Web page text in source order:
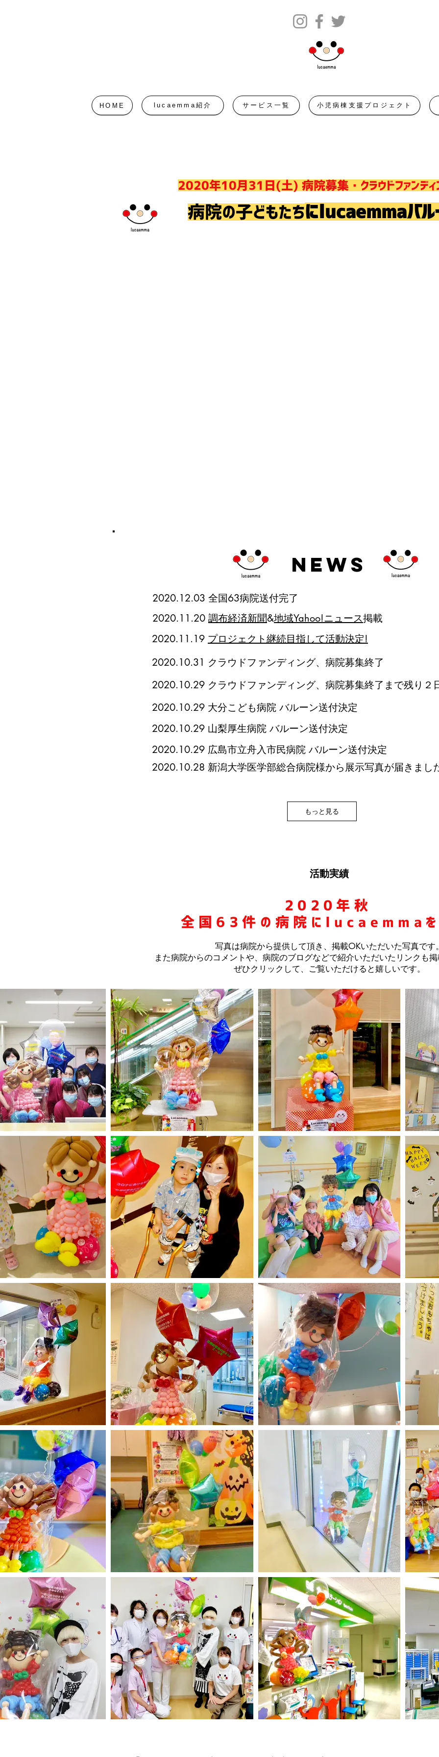
HOME lucaemma紹介 サービス一覧 小児病棟支援プロジェクト
​病院の子どもたちにlucaemma​バル
2020年10月31日(土) 病院募集・クラウドファンディ
NEWS
​2020.12.03 全国63病院送付完了
2020.11.20 調布経済新聞&地域Yahoo!ニュース掲載
2020.11.19 プロジェクト継続目指して活動決定!
​2020.10.31 クラウドファンディング、病院募集終了
​2020.10.29 クラウドファンディング、病院募集終了まで残り２
2020.10.29 ​大分こども病院 バルーン送付決定
2020.10.29 ​山梨厚生病院 バルーン送付決定
2020.10.29 ​広島市立舟入市民病院 バルーン送付決定
2020.10.28 新潟大学医学部総合病院様から展示写真が届きまし
もっと見る
​活動実績
2020年秋
全国63件の病院にlucaemma
写真は病院から提供して頂き、掲載OKいただいた写真です
また病院からのコメントや、病院のブログなどで紹介いただいたリンクも
​ぜひクリックして、ご覧いただけると嬉しいです。